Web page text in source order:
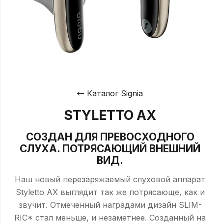
Каталог Signia
STYLETTO AX
СОЗДАН ДЛЯ ПРЕВОСХОДНОГО
СЛУХА. ПОТРЯСАЮЩИЙ ВНЕШНИЙ
ВИД.
Наш новый перезаряжаемый слуховой аппарат
Styletto AX выглядит так же потрясающе, как и
звучит. Отмеченный наградами дизайн SLIM-
RIC* стал меньше, и незаметнее. Созданный на